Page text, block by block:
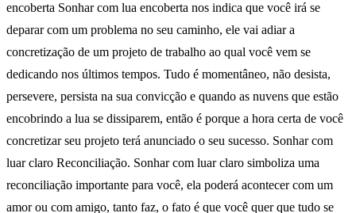
encoberta Sonhar com lua encoberta nos indica que você irá se
deparar com um problema no seu caminho, ele vai adiar a
concretização de um projeto de trabalho ao qual você vem se
dedicando nos últimos tempos. Tudo é momentâneo, não desista,
persevere, persista na sua convicção e quando as nuvens que estão
encobrindo a lua se dissiparem, então é porque a hora certa de você
concretizar seu projeto terá anunciado o seu sucesso. Sonhar com
luar claro Reconciliação. Sonhar com luar claro simboliza uma
reconciliação importante para você, ela poderá acontecer com um
amor ou com amigo, tanto faz, o fato é que você quer que tudo se